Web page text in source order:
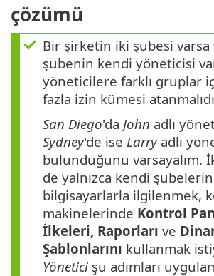
çözümü
Bir şirketin iki şubesi varsa
şubenin kendi yöneticisi
yöneticilere farklı gruplar
fazla izin kümesi
San Diego'da John adlı
Sydney'de ise Larryadlı
bulunduğunu varsayalım.
de yalnızca kendi
bilgisayarlarla ilgilenmek,
makinelerinde Kontrol
İlkeleri, Raporları ve
Şablonlarını kullanmak
Yönetici şu adımları